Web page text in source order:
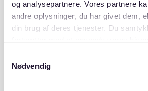
og analysepartnere. Vores partnere
andre oplysninger, du har givet dem,
din brug af deres tjenester. Du
Nødvendig